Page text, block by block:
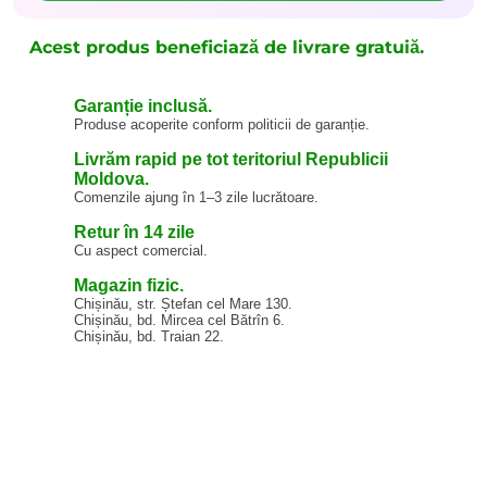
Acest produs beneficiază de livrare gratuiă.
Garanție inclusă.
Produse acoperite conform politicii de garanție.
Livrăm rapid pe tot teritoriul Republicii
Moldova.
Comenzile ajung în 1–3 zile lucrătoare.
Retur în 14 zile
Cu aspect comercial.
Magazin fizic.
Chișinău, str. Ștefan cel Mare 130.
Chișinău, bd. Mircea cel Bătrîn 6.
Chișinău, bd. Traian 22.